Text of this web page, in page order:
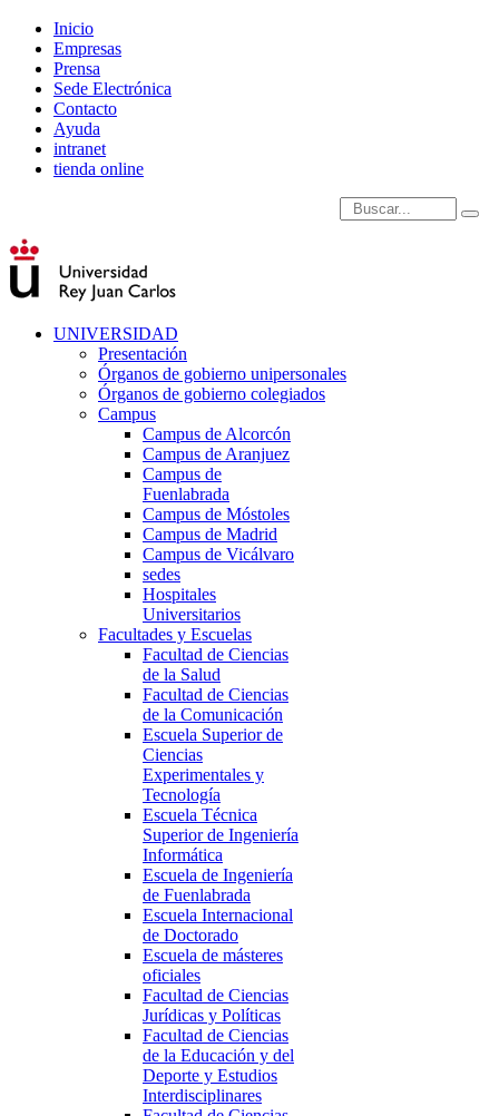
Inicio
Empresas
Prensa
Sede Electrónica
Contacto
Ayuda
intranet
tienda online
Introduce términos de
UNIVERSIDAD
Presentación
Órganos de gobierno unipersonales
Órganos de gobierno colegiados
Campus
Campus de Alcorcón
Campus de Aranjuez
Campus de
Fuenlabrada
Campus de Móstoles
Campus de Madrid
Campus de Vicálvaro
sedes
Hospitales
Universitarios
Facultades y Escuelas
Facultad de Ciencias
de la Salud
Facultad de Ciencias
de la Comunicación
Escuela Superior de
Ciencias
Experimentales y
Tecnología
Escuela Técnica
Superior de Ingeniería
Informática
Escuela de Ingeniería
de Fuenlabrada
Escuela Internacional
de Doctorado
Escuela de másteres
oficiales
Facultad de Ciencias
Jurídicas y Políticas
Facultad de Ciencias
de la Educación y del
Deporte y Estudios
Interdisciplinares